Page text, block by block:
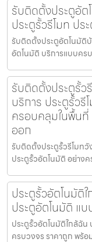
รับติดตั้งประตูอั
ประตูรั้วรีโมท ปร
รับติดตั้งประตูอัตโนมัติบ้
อัตโนมัติ บริการแบบค
รับติดตั้งประตูรั้ว
บริการ ประตูรั้วรี
ครอบคลุมในพื้น
ออก
รับติดตั้งประตูรั้วรีโมทวั
ประตูรั้วอัตโนมัติ อย่าง
ประตูรั้วอัตโนมัติ
ประตูอัตโนมัติ แ
ประตูรั้วอัตโนมัติใกล้ฉั
ครบวงจร ราคาถูก พร้อ